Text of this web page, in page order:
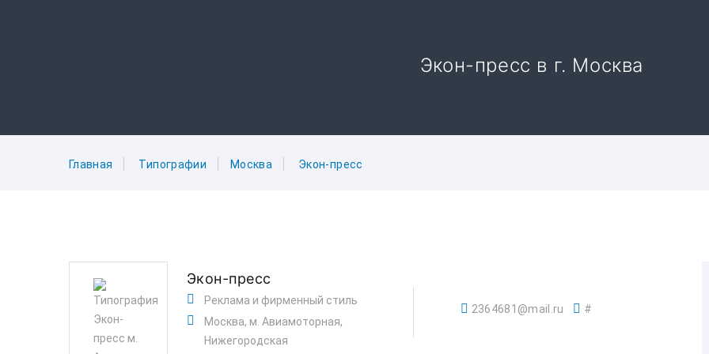
Экон-пресс в г. Москва
Главная Типографии Москва Экон-пресс
Экон-пресс
Реклама и фирменный стиль
Москва, м. Авиамоторная,
Нижегородская
2364681@mail.ru #